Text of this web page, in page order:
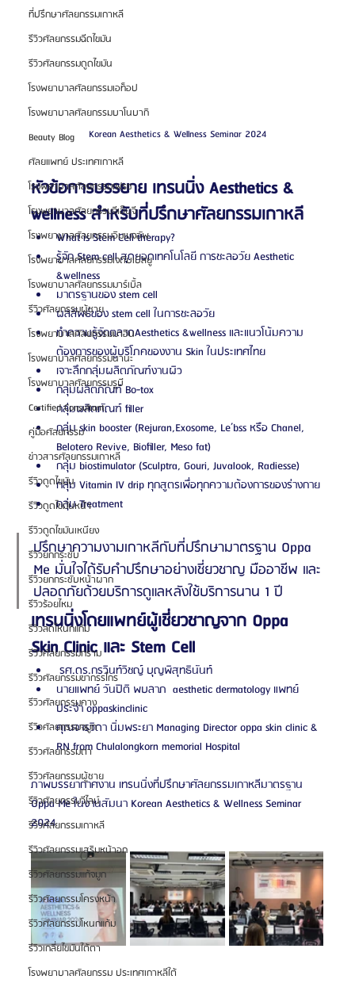
ที่ปรึกษาศัลยกรรมเกาหลี
รีวิวศัลยกรรมฉีดไขมัน
รีวิวศัลยกรรมดูดไขมัน
โรงพยาบาลศัลยกรรมเอท็อป
โรงพยาบาลศัลยกรรมบาโนบากิ
Beauty Blog
ศัลยแพทย์ ประเทศเกาหลี
โรงพยาบาลศัลยกรรมเฟรช
โรงพยาบาลศัลยกรรมจีเอ็นจี
โรงพยาบาลศัลยกรรมอิมเมจอัพ
โรงพยาบาลศัลยกรรมเจดับเบิลยู
โรงพยาบาลศัลยกรรมมาร์เบิ้ล
รีวิวศัลยกรรมผู้ชาย
โรงพยาบาลศัลยกรรมมาอิน
โรงพยาบาลศัลยกรรมนานะ
โรงพยาบาลศัลยกรรมรูบี
Certified Consultant
คู่มือศัลยกรรม
ข่าวสารศัลยกรรมเกาหลี
รีวิวดูดไขมัน
รีวิวดูดไขมันหน้า
รีวิวดูดไขมันเหนียง
รีวิวยกกระชับ
รีวิวยกกระชับหน้าผาก
รีวิวร้อยไหม
รีวิวลดโหนกแก้ม
รีวิวศัลยกรรมกราม
รีวิวศัลยกรรมขากรรไกร
รีวิวศัลยกรรมคาง
รีวิวศัลยกรรมจมูก
รีวิวศัลยกรรมตา
รีวิวศัลยกรรมผู้ชาย
รีวิวศัลยกรรมวีไลน์
รีวิวศัลยกรรมเกาหลี
รีวิวศัลยกรรมเสริมหน้าอก
รีวิวศัลยกรรมแก้จมูก
รีวิวศัลยกรรมโครงหน้า
รีวิวศัลยกรรมโหนกแก้ม
รีวิวเกลี่ยไขมันใต้ตา
โรงพยาบาลศัลยกรรม ประเทศเกาหลีใต้
Korean Aesthetics & Wellness Seminar 2024
หัวข้อการบรรยาย เทรนนิ่ง Aesthetics &
wellness สำหรับที่ปรึกษาศัลยกรรมเกาหลี
What is Stem Cell therapy?
รู้จัก Stem cell สุดยอดเทคโนโลยี การชะลอวัย Aesthetic
&wellness
มาตรฐานของ stem cell
ผลลัพธ์ของ stem cell ในการชะลอวัย
ทำความรู้จักตลาดAesthetics &wellness และแนวโน้มความ
ต้องการของผู้บริโภคของงาน Skin ในประเทศไทย
เจาะลึกกลุ่มผลิตภัณฑ์งานผิว
กลุ่มผลิตภัณฑ์ Bo-tox
กลุ่มผลิตภัณฑ์ filler
กลุ่ม skin booster (Rejuran,Exosome, Le’bss หรือ Chanel,
Belotero Revive, Biofiller, Meso fat)
กลุ่ม biostimulator (Sculptra, Gouri, Juvalook, Radiesse)
กลุ่ม Vitamin IV drip ทุกสูตรเพื่อทุกความต้องการของร่างกาย
กลุ่ม Treatment
ปรึกษาความงามเกาหลีกับที่ปรึกษามาตรฐาน Oppa
Me มั่นใจได้รับคำปรึกษาอย่างเชี่ยวชาญ มืออาชีพ และ
ปลอดภัยด้วยบริการดูแลหลังใช้บริการนาน 1 ปี
เทรนนิ่งโดยแพทย์ผู้เชี่ยวชาญจาก Oppa
Skin Clinic และ Stem Cell
รศ.ดร.กรวินท์วิชญ์ บุญพิสุทธินันท์
นายแพทย์ วันปิติ พบลาภ  aesthetic dermatology แพทย์
ประจำ oppaskinclinic
คุณจารวิดา นิ่มพระยา Managing Director oppa skin clinic &
RN from Chulalongkorn memorial Hospital
ภาพบรรยากาศงาน เทรนนิ่งที่ปรึกษาศัลยกรรมเกาหลีมาตรฐาน
Oppa Me ในงานสัมนา Korean Aesthetics & Wellness Seminar
2024